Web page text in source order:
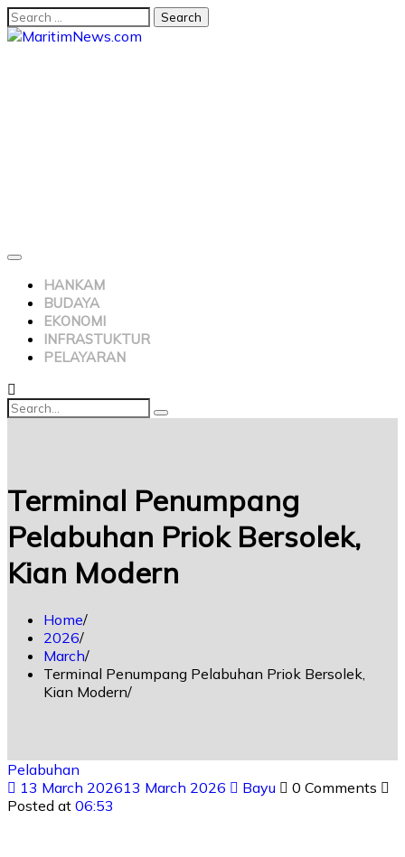
HANKAM
BUDAYA
EKONOMI
INFRASTUKTUR
PELAYARAN
Terminal Penumpang
Pelabuhan Priok Bersolek,
Kian Modern
Home
2026
March
Terminal Penumpang Pelabuhan Priok Bersolek,
Kian Modern
Pelabuhan
13 March 202613 March 2026 Bayu
0 Comments
Posted at 06:53